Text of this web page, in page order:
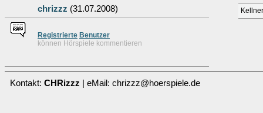
chrizzz (31.07.2008)
Registrierte Benutzer
können Hörspiele kommentieren
Kontakt: CHRizzz | eMail: chrizzz@hoerspiele.de